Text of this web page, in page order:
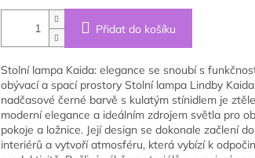
Přidat do košíku
Stolní lampa Kaida: elegance se snoubí s
obývací a spací prostory Stolní lampa Lindby
nadčasové černé barvě s kulatým stínidlem je
moderní elegance a ideálním zdrojem světla pro
pokoje a ložnice. Její design se dokonale začlení
interiérů a vytvoří atmosféru, která vybízí k